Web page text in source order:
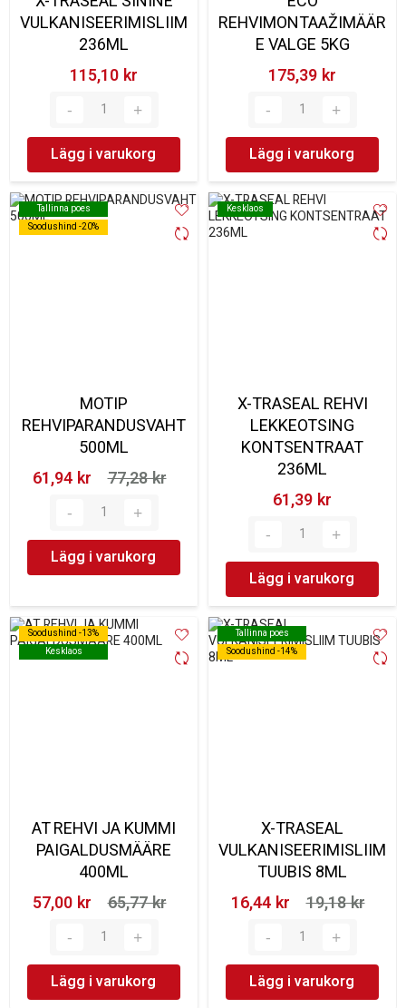
VULKANISEERIMISLIIM
236ML
115,10 kr‎
Lägg i varukorg
REHVIMONTAAŽIMÄÄR
E VALGE 5KG
175,39 kr‎
Lägg i varukorg
Tallinna poes
Soodushind -20%
Tallinna poes
Soodushind -20%
MOTIP
REHVIPARANDUSVAHT
500ML
61,94 kr‎
77,28 kr‎
Lägg i varukorg
Kesklaos
Kesklaos
X-TRASEAL REHVI
LEKKEOTSING
KONTSENTRAAT
236ML
61,39 kr‎
Lägg i varukorg
Soodushind -13%
Kesklaos
Soodushind -13%
Kesklaos
AT REHVI JA KUMMI
PAIGALDUSMÄÄRE
400ML
57,00 kr‎
65,77 kr‎
Lägg i varukorg
Tallinna poes
Soodushind -14%
Tallinna poes
Soodushind -14%
X-TRASEAL
VULKANISEERIMISLIIM
TUUBIS 8ML
16,44 kr‎
19,18 kr‎
Lägg i varukorg